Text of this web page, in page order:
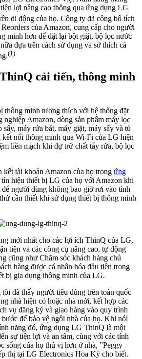
lợi nâng cao thông qua ứng dụng LG
di động của họ. Công ty đã công bố tích
của Amazon, cung cấp cho người
minh hơn để đặt lại bột giặt, bộ lọc nước
dựa trên cách sử dụng và sở thích cá
(1)
cải tiến, thông minh
thông minh tương thích với hệ thống đặt
nghiệp Amazon, dòng sản phẩm máy lọc
máy rửa bát, máy giặt, máy sấy và tủ
kết nối thông minh qua Wi-Fi của LG hiện
liền mạch khi dự trữ chất tẩy rửa, bộ lọc
tài khoản Amazon của họ trong ứng
tín hiệu thiết bị LG của họ với Amazon khi
để người dùng không bao giờ rơi vào tình
cần thiết khi sử dụng thiết bị thông minh
mới nhất cho các lợi ích ThinQ của LG,
tiện và các công cụ nâng cao, tự động
cũng như Chăm sóc khách hàng chủ
hàng được cá nhân hóa đầu tiên trong
bị gia dụng thông minh của LG.
tôi đã thấy người tiêu dùng trên toàn quốc
nhà hiện có hoặc nhà mới, kết hợp các
vụ đăng ký và giao hàng vào quy trình
để bảo vệ ngôi nhà của họ. Khi nói
năng đó, ứng dụng LG ThinQ là một
sự tiện lợi và an tâm, cùng với các tính
sống của họ thú vị hơn ở nhà, ”Peggy
thị tại LG Electronics Hoa Kỳ cho biết.